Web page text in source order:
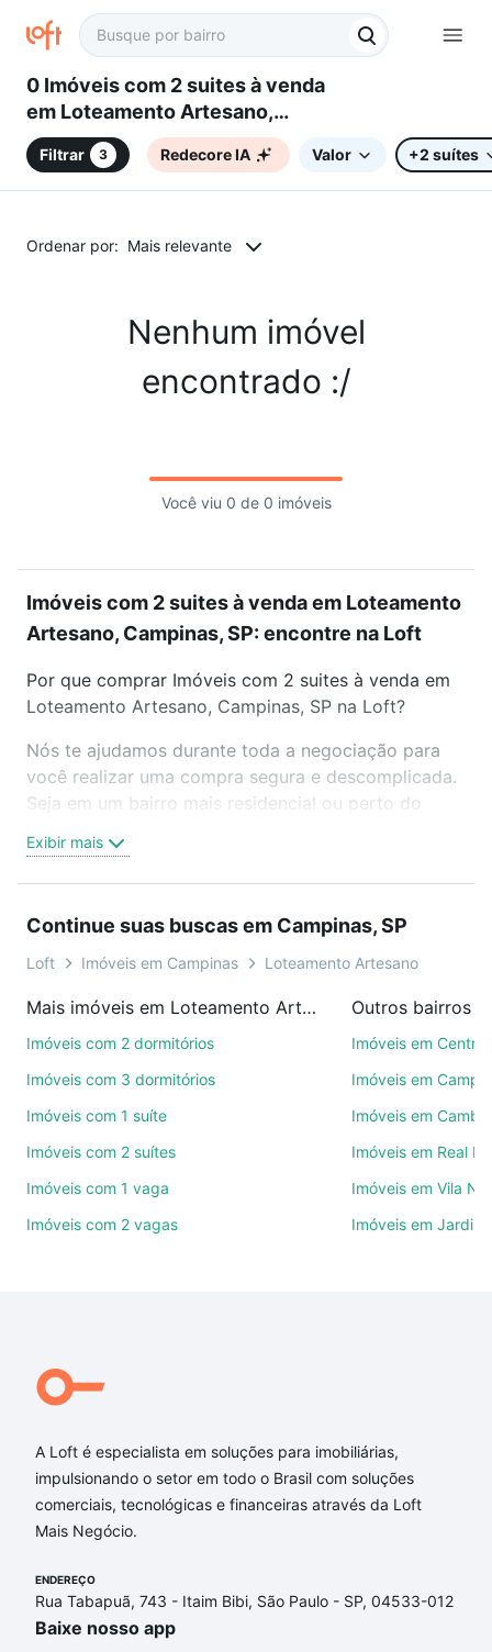
0 Imóveis com 2 suites à venda
em Loteamento Artesano,
Campinas, SP
Filtrar 3 Redecore IA Valor +2 suítes
Ordenar por: Mais relevante
Nenhum imóvel
encontrado :/
Você viu 0 de 0 imóveis
Imóveis com 2 suites à venda em Loteamento
Artesano, Campinas, SP: encontre na Loft
Por que comprar Imóveis com 2 suites à venda em
Loteamento Artesano, Campinas, SP na Loft?
Nós te ajudamos durante toda a negociação para
você realizar uma compra segura e descomplicada.
Seja em um bairro mais residencial ou perto do
oferta ideal de Imóveis com 2 suites à venda em
Loteamento Artesano, Campinas, SP para
ou por videochamada, é grátis, sem compromisso e
você ainda conta com mais de 46 mil corretores e
de imóveis.
ruas, bairros e até condomínios favoritos. Você
também pode usar os filtros como quantidade de
quartos, suítes, com ou sem vaga de garagem para
comodidades, como piscina, academia, salão de
Loteamento Artesano, Campinas, SP?
Imóveis com 2 suites à venda em Loteamento
Artesano, Campinas, SP que custam a partir de R$ 0
e com nossas opções de financiamento imobiliário
as parcelas podem se adequar ao seu orçamento.
no processo de compra, veja em nosso portal
quanto custa comprar um apartamento e conte com
a gente para comprar o imóvel dos seus sonhos
Exibir mais
Continue suas buscas em Campinas, SP
Loft Imóveis em Campinas Loteamento Artesano
Mais imóveis em Loteamento Artesano
Imóveis com 2 dormitórios
Imóveis com 3 dormitórios
Imóveis com 1 suíte
Imóveis com 2 suítes
Imóveis com 1 vaga
Imóveis com 2 vagas
Outros bairros
Imóveis em Centro
Imóveis em
Imóveis em Cambuí
Imóveis em Real
Imóveis em Vila
Imóveis em Jardim
A Loft é especialista em soluções para imobiliárias,
impulsionando o setor em todo o Brasil com soluções
comerciais, tecnológicas e financeiras através da Loft
Mais Negócio.
ENDEREÇO
Rua Tabapuã, 743 - Itaim Bibi, São Paulo - SP, 04533-012
Baixe nosso app